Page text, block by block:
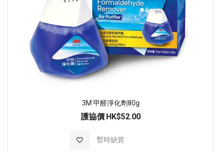
3M 甲醛淨化劑80g
護協價 HK$52.00
暫時缺貨
加入至願望清單